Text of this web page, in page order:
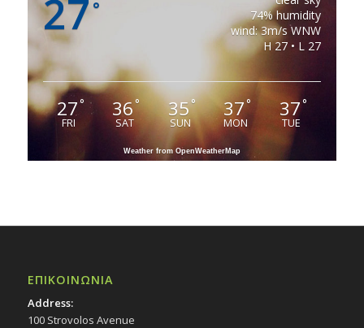
27 °
74% humidity
wind: 3m/s WNW
H 27 • L 27
27°
FRI
36°
SAT
35°
SUN
37°
MON
37°
TUE
Weather from OpenWeatherMap
ΕΠΙΚΟΙΝΩΝΙΑ
Address:
100 Strovolos Avenue